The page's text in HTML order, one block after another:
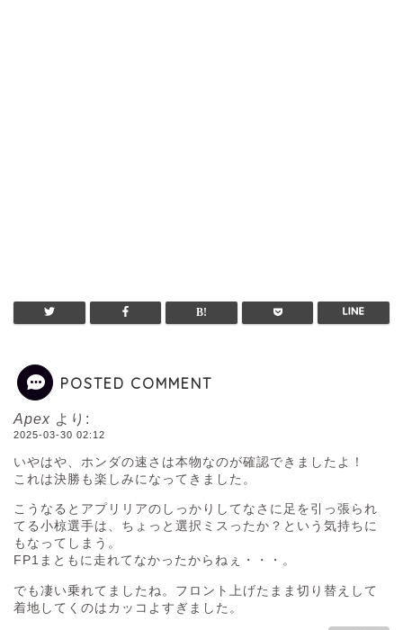
POSTED COMMENT
Apex より:
2025-03-30 02:12
いやはや、ホンダの速さは本物なのが確認できましたよ！
これは決勝も楽しみになってきました。
こうなるとアプリリアのしっかりしてなさに足を引っ張られ
てる小椋選手は、ちょっと選択ミスったか？という気持ちに
もなってしまう。
FP1まともに走れてなかったからねぇ・・・。
でも凄い乗れてましたね。フロント上げたまま切り替えして
着地してくのはカッコよすぎました。